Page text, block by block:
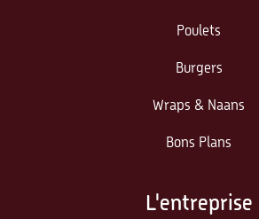
Poulets
Burgers
Wraps & Naans
Bons Plans
L'entreprise